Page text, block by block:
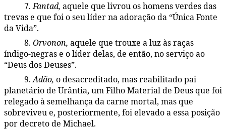
7.Fantad, aquele que livrou os homens verdes das
trevas e que foi o seu líder na adoração da “Única Fonte
da Vida”.
45:4.108. Orvonon, aquele que trouxe a luz às raças
índigo-negras e o líder delas, de então, no serviço ao
“Deus dos Deuses”.
9.Adão, o desacreditado, mas reabilitado pai
planetário de Urântia, um Filho Material de Deus que foi
relegado à semelhança da carne mortal, mas que
sobreviveu e, posteriormente, foi elevado a essa posição
por decreto de Michael.